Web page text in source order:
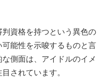
資格を持つという異色の
能性を示唆するものと言
側面は、アイドルのイメ
されています。